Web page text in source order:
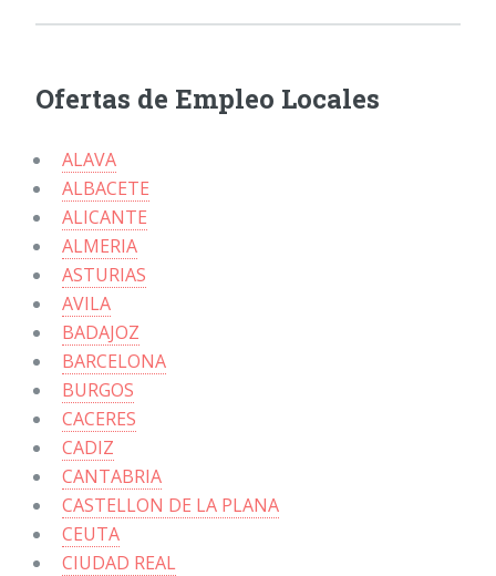
Ofertas de Empleo Locales
ALAVA
ALBACETE
ALICANTE
ALMERIA
ASTURIAS
AVILA
BADAJOZ
BARCELONA
BURGOS
CACERES
CADIZ
CANTABRIA
CASTELLON DE LA PLANA
CEUTA
CIUDAD REAL